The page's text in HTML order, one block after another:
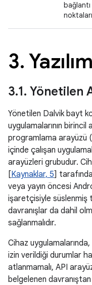
bağlantı
noktaları
3. Yazılım
3.1. Yönetilen
Yönetilen Dalvik bayt
uygulamalarının birincil
programlama arayüzü
içinde çalışan
arayüzleri grubudur.
[Kaynaklar, 5]
veya yayın öncesi
işaretçisiyle süslenmiş
davranışlar da dahil
sağlanmalıdır.
Cihaz
izin verildiği durumlar
atlanmamalı, API
belgelenen